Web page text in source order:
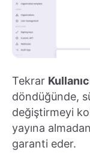
Tekrar
döndüğünde,
değiştirmeyi
yayına
garanti eder.